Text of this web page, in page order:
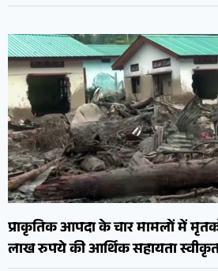
प्राकृतिक आपदा के चार मामलों में
लाख रुपये की आर्थिक सहायता